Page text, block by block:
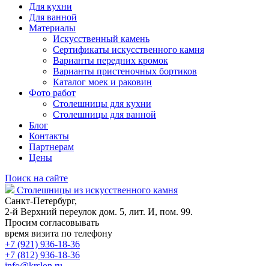
Для кухни
Для ванной
Материалы
Искусственный камень
Сертификаты искусственного камня
Варианты передних кромок
Варианты пристеночных бортиков
Каталог моек и раковин
Фото работ
Столешницы для кухни
Столешницы для ванной
Блог
Контакты
Партнерам
Цены
Поиск на сайте
Столешницы из искусственного камня
Санкт-Петербург,
2-й Верхний переулок дом. 5, лит. И, пом. 99.
Просим согласовывать
время визита по телефону
+7 (921) 936-18-36
+7 (812) 936-18-36